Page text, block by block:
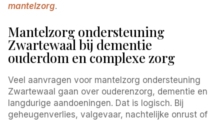
mantelzorg.
Mantelzorg ondersteuning
Zwartewaal bij dementie
ouderdom en complexe zorg
Veel aanvragen voor mantelzorg ondersteuning
Zwartewaal gaan over ouderenzorg, dementie en
langdurige aandoeningen. Dat is logisch. Bij
geheugenverlies, valgevaar, nachtelijke onrust of